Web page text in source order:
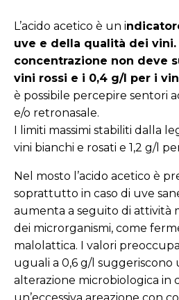
L’acido acetico è un i
uve e della qualità dei vini.
concentrazione non deve
vini rossi e i 0,4 g/l per i
è possibile percepire sentori
e/o retronasale.
I limiti massimi stabiliti dalla
vini bianchi e rosati e 1,2 g/l
Nel mosto l’acido acetico è
soprattutto in caso di uve
aumenta a seguito di attività
dei microrganismi, come
malolattica. I valori
uguali a 0,6 g/l suggeriscono
alterazione microbiologica in